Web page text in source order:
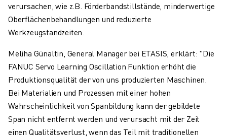
verursachen, wie z.B. Förderbandstillstände, minderwertige
Oberflächenbehandlungen und reduzierte
Werkzeugstandzeiten.
Meliha Günaltin, General Manager bei ETASIS, erklärt: "Die
FANUC Servo Learning Oscillation Funktion erhöht die
Produktionsqualität der von uns produzierten Maschinen.
Bei Materialien und Prozessen mit einer hohen
Wahrscheinlichkeit von Spanbildung kann der gebildete
Span nicht entfernt werden und verursacht mit der Zeit
einen Qualitätsverlust, wenn das Teil mit traditionellen